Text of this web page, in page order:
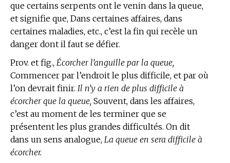
que certains serpents ont le venin dans la queue,
et signifie que, Dans certaines affaires, dans
certaines maladies, etc., c’est la fin qui recèle un
danger dont il faut se défier.
Prov. et fig., Écorcher l’anguille par la queue,
Commencer par l’endroit le plus difficile, et par où
l’on devrait finir. Il n’y a rien de plus difficile à
écorcher que la queue, Souvent, dans les affaires,
c’est au moment de les terminer que se
présentent les plus grandes difficultés. On dit
dans un sens analogue, La queue en sera difficile à
écorcher.